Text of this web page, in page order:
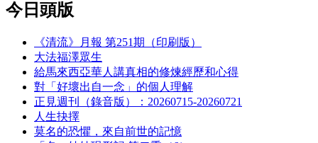
今日頭版
《清流》月報 第251期（印刷版）
大法福澤眾生
給馬來西亞華人講真相的修煉經歷和心得
對「好壞出自一念」的個人理解
正見週刊（錄音版）：20260715-20260721
人生抉擇
莫名的恐懼，來自前世的記憶